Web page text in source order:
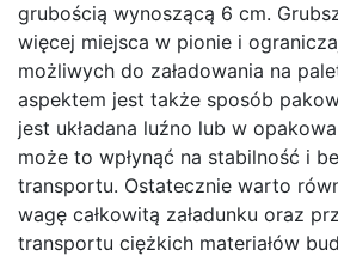
grubością wynoszącą 6 cm.
więcej miejsca w pionie i
możliwych do załadowania na
aspektem jest także sposób
jest układana luźno lub w
może to wpłynąć na stabilność i
transportu. Ostatecznie warto
wagę całkowitą załadunku oraz
transportu ciężkich materiałów